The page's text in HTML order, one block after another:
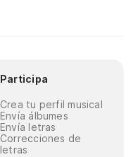
Participa
Crea tu perfil musical
Envía álbumes
Envía letras
Correcciones de
letras